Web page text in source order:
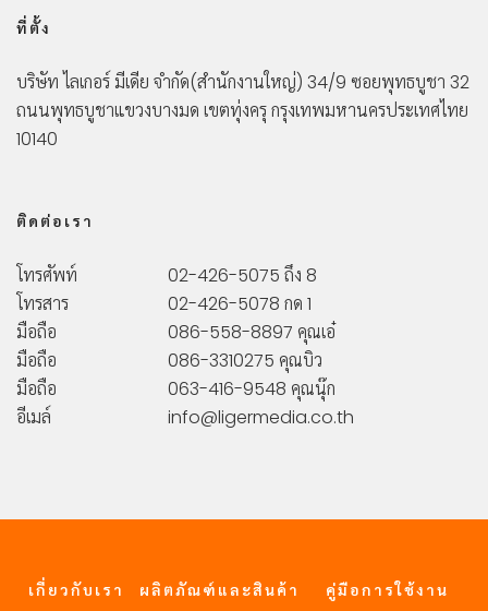
ที่ตั้ง
บริษัท ไลเกอร์ มีเดีย จำกัด(สำนักงานใหญ่) 34/9 ซอยพุทธบูชา 32
ถนนพุทธบูชาแขวงบางมด เขตทุ่งครุ กรุงเทพมหานครประเทศไทย
10140
ติดต่อเรา
โทรศัพท์
02-426-5075 ถึง 8
โทรสาร
02-426-5078 กด 1
มือถือ
086-558-8897 คุณเอ๋
มือถือ
086-3310275 คุณบิว
มือถือ
063-416-9548 คุณนุ๊ก
อีเมล์
info@ligermedia.co.th
เกี่ยวกับเรา ผลิตภัณฑ์และสินค้า
คู่มือการใช้งาน